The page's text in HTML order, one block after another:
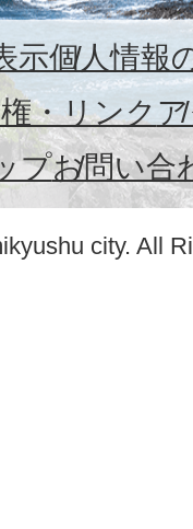
示個人情報
・リンク
プお問い合
city. All